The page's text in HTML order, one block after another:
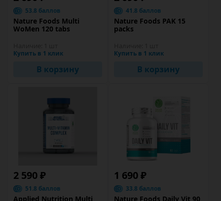
53.8 баллов
Nature Foods Multi
WoMen 120 tabs
Купить в 1 клик
В корзину
41.8 баллов
Nature Foods PAK 15
packs
Купить в 1 клик
В корзину
2 590 ₽
51.8 баллов
Applied Nutrition Multi
1 690 ₽
33.8 баллов
Nature Foods Daily Vit 90